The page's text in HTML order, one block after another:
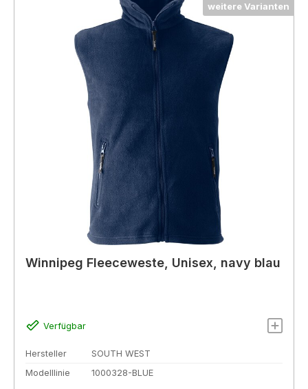
weitere Varianten
Winnipeg Fleeceweste, Unisex, navy blau
Verfügbar
Hersteller
SOUTH WEST
Modelllinie
1000328-BLUE